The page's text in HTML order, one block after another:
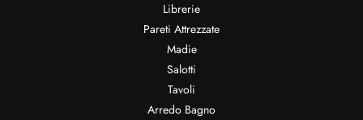
Librerie
Pareti Attrezzate
Madie
Salotti
Tavoli
Arredo Bagno